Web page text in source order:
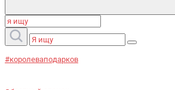
#королеваподарков